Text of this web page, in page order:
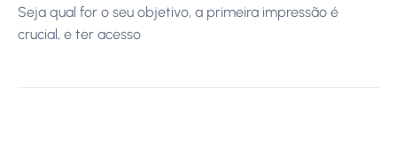
Seja qual for o seu objetivo, a primeira impressão é
crucial, e ter acesso